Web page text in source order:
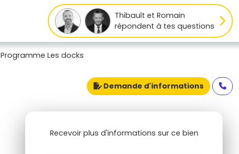
Thibault et Romain
répondent à tes questions
Programme Les docks
Demande d'informations
Recevoir plus d'informations sur ce bien